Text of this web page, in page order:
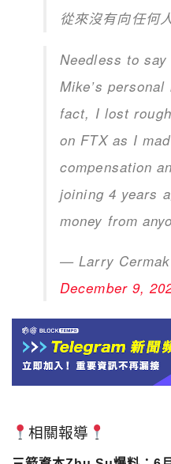
從來沒有向任何
Needless to
Mike’s
fact, I lost
on FTX as I
compensation
joining 4 years
money from
— Larry Cermak
December 9,
相關報導